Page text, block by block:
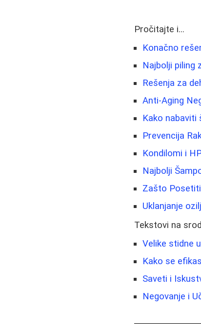
Pročitajte i...
Konačno
Najbolji piling
Rešenja za
Anti-Aging
Kako nabaviti
Prevencija
Kondilomi i
Najbolji
Zašto
Uklanjanje
Tekstovi na
Velike stidne
Kako se
Saveti i
Negovanje i